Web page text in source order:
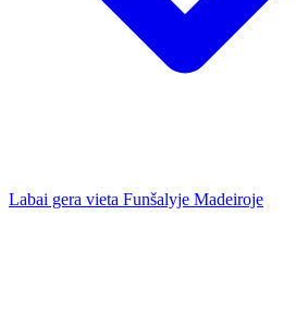
Labai gera vieta Funšalyje Madeiroje